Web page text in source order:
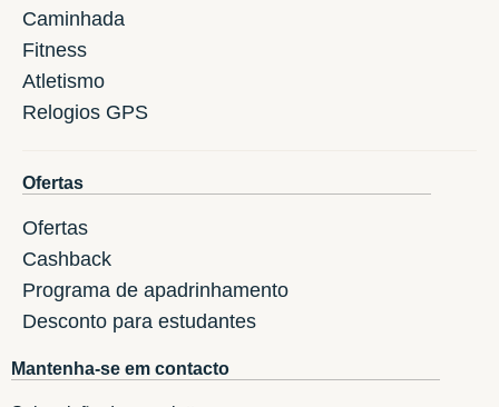
Caminhada
Fitness
Atletismo
Relogios GPS
Ofertas
Ofertas
Cashback
Programa de apadrinhamento
Desconto para estudantes
Mantenha-se em contacto